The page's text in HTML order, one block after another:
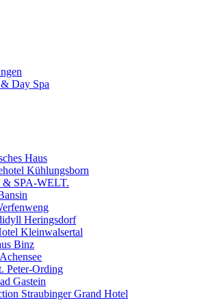
Day Spa
Haus
Kühlungsborn
SPA-WELT.
Heringsdorf
Kleinwalsertal
Binz
Peter-Ording
Gastein
Straubinger Grand Hotel